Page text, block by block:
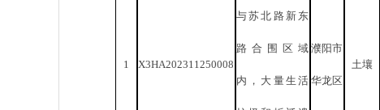
1 X3HA202311250008
与苏北路新东
路合围区域
内，大量生活
濮阳市
华龙区
土壤